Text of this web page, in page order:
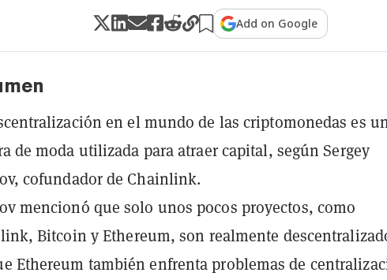
Add on Google
en el mundo de las criptomonedas es
de moda utilizada para atraer capital, según Sergey
cofundador de Chainlink.
mencionó que solo unos pocos proyectos, como
Bitcoin y Ethereum, son realmente
Ethereum también enfrenta problemas de